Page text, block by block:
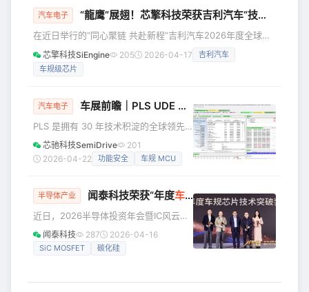
迁
百强榜”及“中国汽车推荐度研究（NPS）
量、技术创新与用户体验等方面表现卓
越的企业及车型。芯旺微电子底盘专用
芯片SMC6008AF依托技术、质量和市
广
汽车电子 “龍鹰”展翅！芯擎科技荣获吉利汽车“技术创新奖”
在近日举行的“同心聚链 共赴新程”吉利汽车2026年度全球合
作伙伴大会上，芯擎科技荣膺吉利汽车 “技术创新奖”。本次大
会汇聚了吉利汽车全球300余家核心供应链伙伴，芯擎科技自
球市场提供了坚实的算力支撑。 在汽车产业智能化转型的关
键时期，芯擎科技“龍鹰一号”已在多方面展现了“中国芯”的硬
核实
芯擎科技SiEngine 205 2026-04-17
吉利汽车
车规级芯片
汽车电子 车展前瞻｜PLS UDE 全面支持芯驰 E3 系列车规 MCU，赋能汽车电子高效开发
PLS 是拥有 30 年技术积淀的全球领先
调试解决方案与开发工具供应商，旗下
UDE® Universal Debug Engine 是面
UDE 已完成对 芯驰 E3 系列车规
与全面兼容，为动力、底盘、车身、整
车控制等汽车电子场景提供高效、稳
定、易用的开发调试能力，助力客户
芯驰科技SemiDrive
201
2026-04-22
功能安全 车规 MCU
半导体产业 闻泰科技荣获“年度车规芯片 技术突破奖”！
近日，2026半导体投资年会暨IC风云榜
颁奖典礼举行，闻泰科技凭借研发创新
实力斩获“年度车规芯片技术突破奖”，旗
闻泰科技 287 2026-04-16
SiC MOSFET 碳化硅